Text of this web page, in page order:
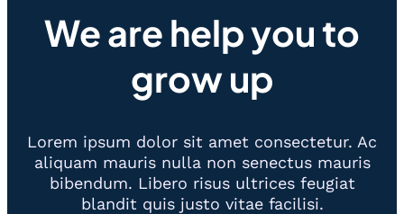
We are help you to
grow up
Lorem ipsum dolor sit amet consectetur. Ac
aliquam mauris nulla non senectus mauris
bibendum. Libero risus ultrices feugiat
blandit quis justo vitae facilisi.